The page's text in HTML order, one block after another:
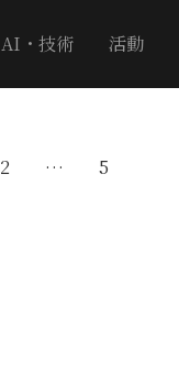
AI・技術 活動
2 … 5